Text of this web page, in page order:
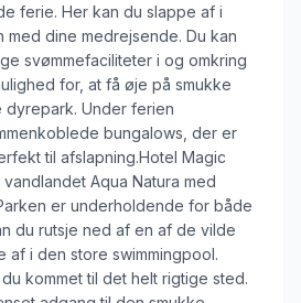
ferie. Her kan du slappe af i
dine medrejsende. Du kan
svømmefaciliteter i og omkring
for, at få øje på smukke
Under ferien
bungalows, der er
til afslapning.Hotel Magic
Aqua Natura med
er underholdende for både
du rutsje ned af en af de vilde
af i den store swimmingpool.
kommet til det helt rigtige sted.